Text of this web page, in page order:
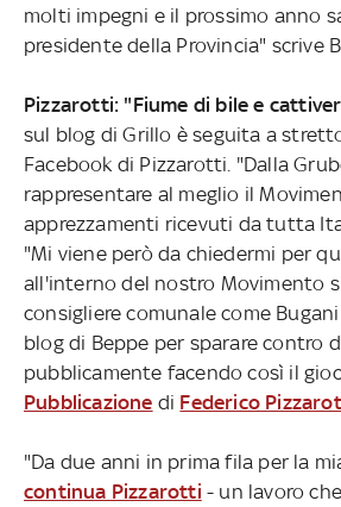
molti impegni e il prossimo anno
presidente della Provincia" scrive
Pizzarotti: "Fiume di bile e
sul blog di Grillo è seguita a
Facebook di Pizzarotti. "Dalla
rappresentare al meglio il
apprezzamenti ricevuti da tutta
"Mi viene però da chiedermi per
all'interno del nostro Movimento
consigliere comunale come
blog di Beppe per sparare contro
pubblicamente facendo così il
Pubblicazione di Federico
"Da due anni in prima fila per la
continua Pizzarotti - un lavoro